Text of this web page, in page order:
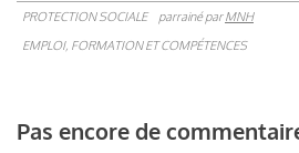
PROTECTION SOCIALE parrainé parMNH
EMPLOI, FORMATION ET COMPÉTENCES
Pas encore de